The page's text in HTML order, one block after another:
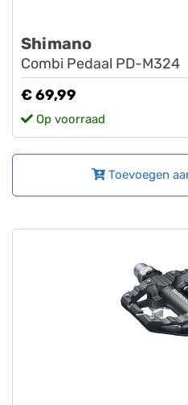
Shimano
Combi Pedaal PD-M324
€ 69,99
Op voorraad
Toevoegen